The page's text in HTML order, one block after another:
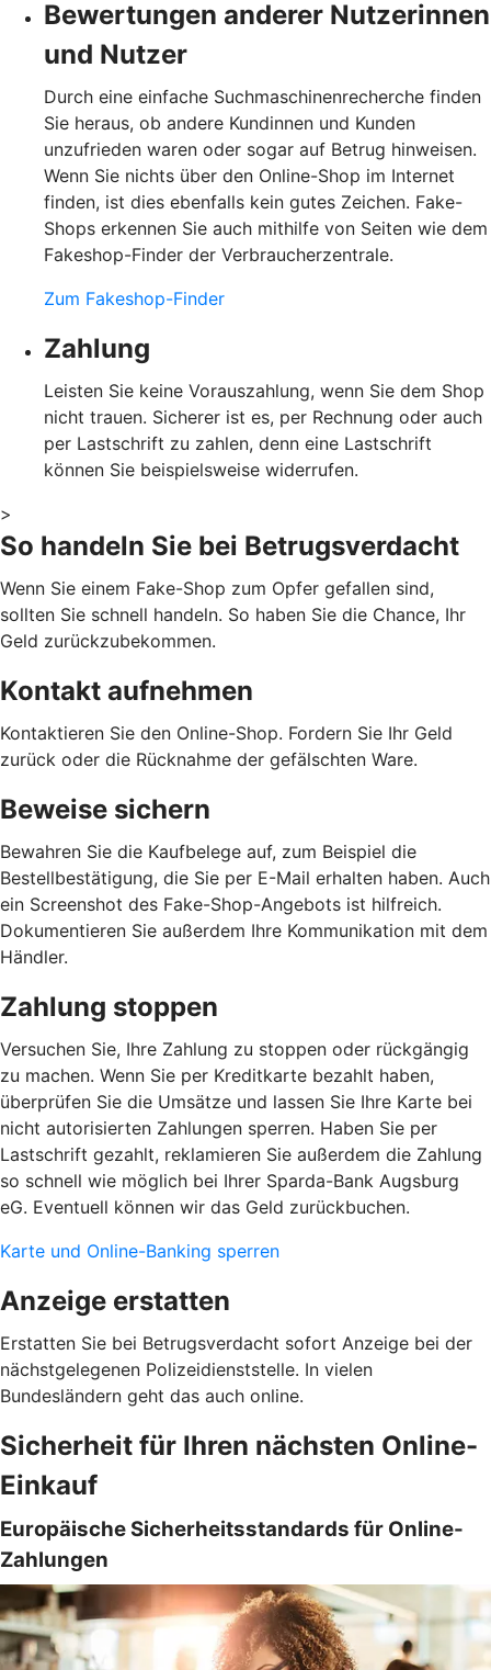
Bewertungen anderer Nutzerinnen
und Nutzer
Durch eine einfache Suchmaschinenrecherche finden
Sie heraus, ob andere Kundinnen und Kunden
unzufrieden waren oder sogar auf Betrug hinweisen.
Wenn Sie nichts über den Online-Shop im Internet
finden, ist dies ebenfalls kein gutes Zeichen. Fake-
Shops erkennen Sie auch mithilfe von Seiten wie dem
Fakeshop-Finder der Verbraucherzentrale.
Zum Fakeshop-Finder
Zahlung
Leisten Sie keine Vorauszahlung, wenn Sie dem Shop
nicht trauen. Sicherer ist es, per Rechnung oder auch
per Lastschrift zu zahlen, denn eine Lastschrift
können Sie beispielsweise widerrufen.
>
So handeln Sie bei Betrugsverdacht
Wenn Sie einem Fake-Shop zum Opfer gefallen sind,
sollten Sie schnell handeln. So haben Sie die Chance, Ihr
Geld zurückzubekommen.
Kontakt aufnehmen
Kontaktieren Sie den Online-Shop. Fordern Sie Ihr Geld
zurück oder die Rücknahme der gefälschten Ware.
Beweise sichern
Bewahren Sie die Kaufbelege auf, zum Beispiel die
Bestellbestätigung, die Sie per E-Mail erhalten haben. Auch
ein Screenshot des Fake-Shop-Angebots ist hilfreich.
Dokumentieren Sie außerdem Ihre Kommunikation mit dem
Händler.
Zahlung stoppen
Versuchen Sie, Ihre Zahlung zu stoppen oder rückgängig
zu machen. Wenn Sie per Kreditkarte bezahlt haben,
überprüfen Sie die Umsätze und lassen Sie Ihre Karte bei
nicht autorisierten Zahlungen sperren. Haben Sie per
Lastschrift gezahlt, reklamieren Sie außerdem die Zahlung
so schnell wie möglich bei Ihrer Sparda-Bank Augsburg
eG. Eventuell können wir das Geld zurückbuchen.
Karte und Online-Banking sperren
Anzeige erstatten
Erstatten Sie bei Betrugsverdacht sofort Anzeige bei der
nächstgelegenen Polizeidienststelle. In vielen
Bundesländern geht das auch online.
Sicherheit für Ihren nächsten Online-
Einkauf
Europäische Sicherheitsstandards für Online-
Zahlungen